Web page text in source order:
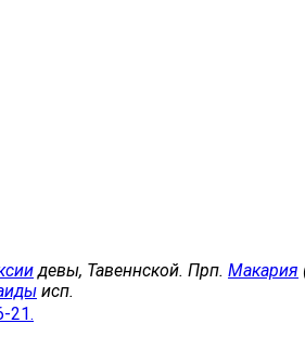
девы, Тавеннской. Прп. Макария
исп.
21.